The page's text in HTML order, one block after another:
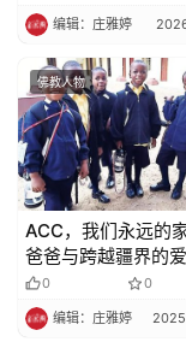
编辑：庄雅婷
佛教人物
​​ACC，我们永远的
爸爸与跨越疆界的爱​​
0 0
编辑：庄雅婷 2025